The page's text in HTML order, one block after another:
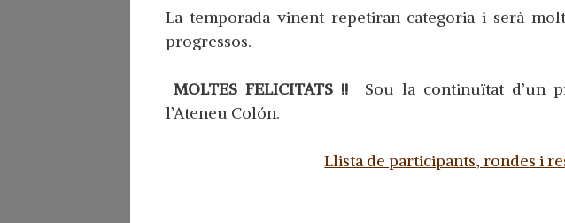
La temporada vinent repetiran categoria i serà
progressos.
MOLTES FELICITATS !! Sou la continuïtat d’un
l’Ateneu Colón.
Llista de participants, rondes i